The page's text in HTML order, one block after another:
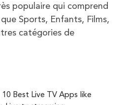
populaire qui comprend
Sports, Enfants, Films,
catégories de